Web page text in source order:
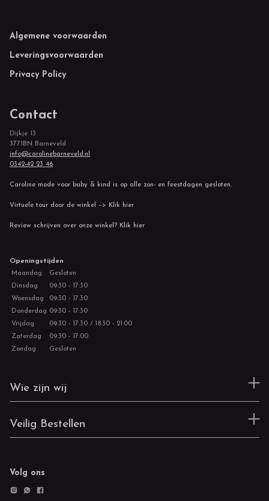
Footer
Algemene voorwaarden
Leveringsvoorwaarden
Privacy Policy
Contact
Dijkje 13
3771BN Barneveld
info@carolinebarneveld.nl
0342-42 23 46
Caroline mode voor baby & kind is op alle zon- en feestdagen gesloten.
Virtuele tour door de winkel --> Klik hier
Review schrijven over onze winkel? Klik hier
Openingstijden
Maandag
Gesloten
Dinsdag
09:30 - 17:30
Woensdag
09:30 - 17:30
Donderdag 09:30 - 17:30
Vrijdag
09:30 - 17:30 / 18:30 - 21:00
Zaterdag
09:30 - 17:00
Zondag
Gesloten
Wie zijn wij
Veilig Bestellen
Volg ons